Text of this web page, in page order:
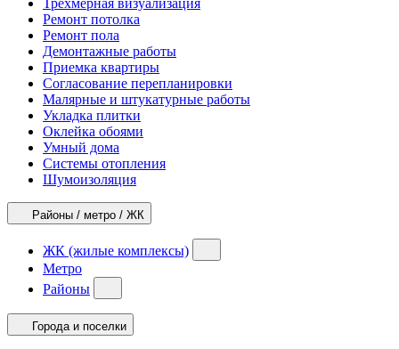
Трехмерная визуализация
Ремонт потолка
Ремонт пола
Демонтажные работы
Приемка квартиры
Согласование перепланировки
Малярные и штукатурные работы
Укладка плитки
Оклейка обоями
Умный дома
Системы отопления
Шумоизоляция
Районы / метро / ЖК
ЖК (жилые комплексы)
Метро
Районы
Города и поселки